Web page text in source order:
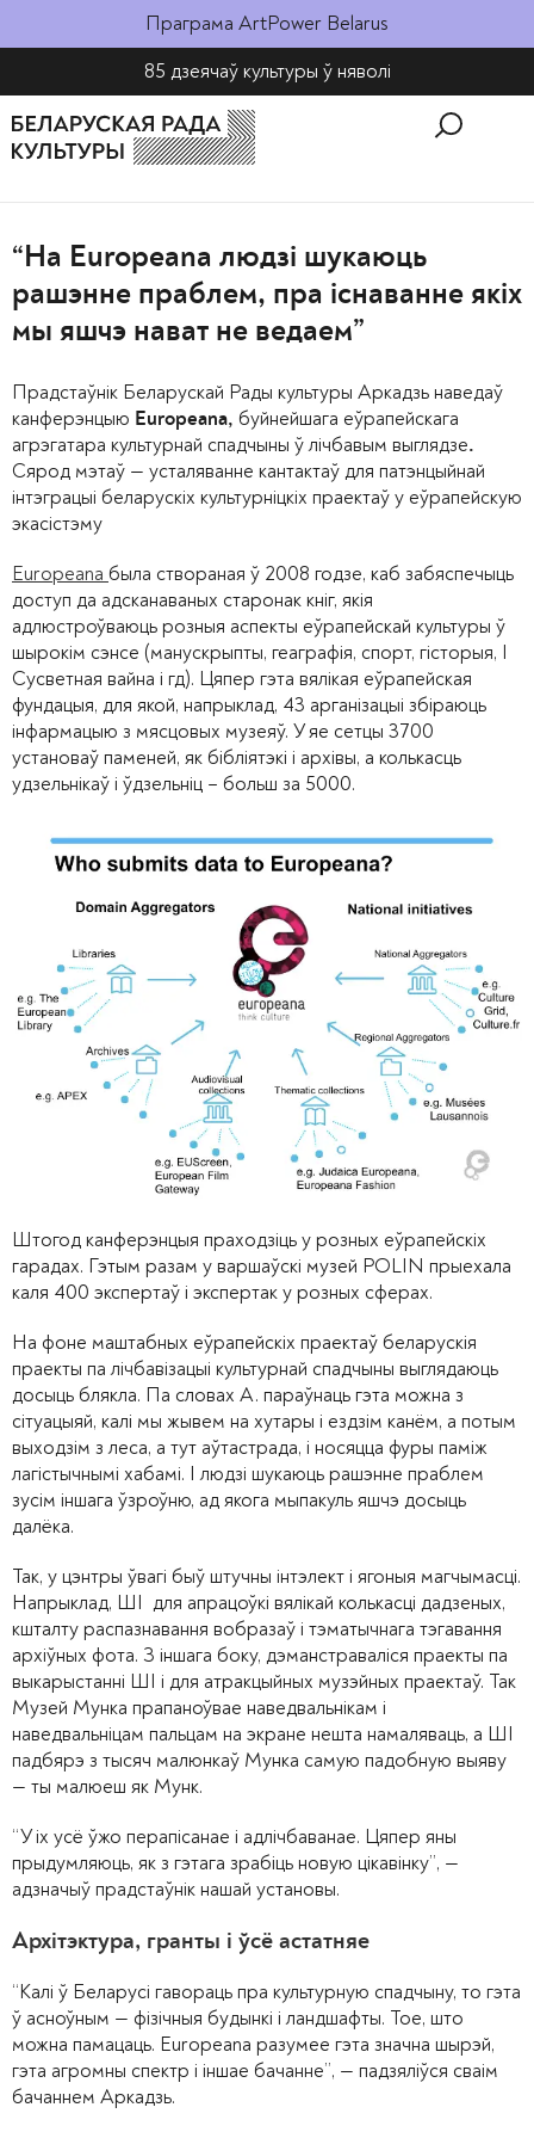
Праграма ArtPower Belarus
85 дзеячаў культуры ў няволі​
“На Europeana людзі шукаюць
рашэнне праблем, пра існаванне якіх
мы яшчэ нават не ведаем”
Прадстаўнік Беларускай Рады культуры Аркадзь наведаў
канферэнцыю Europeana, буйнейшага еўрапейскага
агрэгатара культурнай спадчыны ў лічбавым выглядзе.
Сярод мэтаў — усталяванне кантактаў для патэнцыйнай
інтэграцыі беларускіх культурніцкіх праектаў у еўрапейскую
экасістэму
Europeana была створаная ў 2008 годзе, каб забяспечыць
доступ да адсканаваных старонак кніг, якія
адлюстроўваюць розныя аспекты еўрапейскай культуры ў
шырокім сэнсе (манускрыпты, геаграфія, спорт, гісторыя, І
Сусветная вайна і гд). Цяпер гэта вялікая еўрапейская
фундацыя, для якой, напрыклад, 43 арганізацыі збіраюць
інфармацыю з мясцовых музеяў. У яе сетцы 3700
установаў паменей, як бібліятэкі і архівы, а колькасць
удзельнікаў і ўдзельніц – больш за 5000.
Штогод канферэнцыя праходзіць у розных еўрапейскіх
гарадах. Гэтым разам у варшаўскі музей POLIN прыехала
каля 400 экспертаў і экспертак у розных сферах.
На фоне маштабных еўрапейскіх праектаў беларускія
праекты па лічбавізацыі культурнай спадчыны выглядаюць
досыць блякла. Па словах А. параўнаць гэта можна з
сітуацыяй, калі мы жывем на хутары і ездзім канём, а потым
выходзім з леса, а тут аўтастрада, і носяцца фуры паміж
лагістычнымі хабамі. Ілюдзі шукаюць рашэнне праблем
зусім іншага ўзроўню, ад якога мыпакуль яшчэ досыць
далёка.
Так, у цэнтры ўвагі быў штучны інтэлект і ягоныя магчымасці.
Напрыклад, ШІ для апрацоўкі вялікай колькасці дадзеных,
кшталту распазнавання вобразаў і тэматычнага тэгавання
архіўных фота. З іншага боку, дэманстраваліся праекты па
выкарыстанні ШІ і для атракцыйных музэйных праектаў. Так
Музей Мунка прапаноўвае наведвальнікам і
наведвальніцам пальцам на экране нешта намаляваць, а ШІ
падбярэ з тысяч малюнкаў Мунка самую падобную выяву
— ты малюеш як Мунк.
“У іх усё ўжо перапісанае і адлічбаванае. Цяпер яны
прыдумляюць, як з гэтага зрабіць новую цікавінку”, —
адзначыў прадстаўнік нашай установы.
Архітэктура, гранты і ўсё астатняе
“Калі ў Беларусі гавораць пра культурную спадчыну, то гэта
ў асноўным — фізічныя будынкі і ландшафты. Тое, што
можна памацаць. Europeana разумее гэта значна шырэй,
гэта агромны спектр і іншае бачанне”, — падзяліўся сваім
бачаннем Аркадзь.